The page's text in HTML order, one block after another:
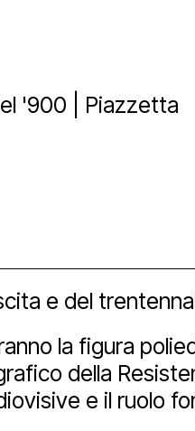
Polo
e
'900 | Piazzetta
e del
la figura
della
e il ruolo